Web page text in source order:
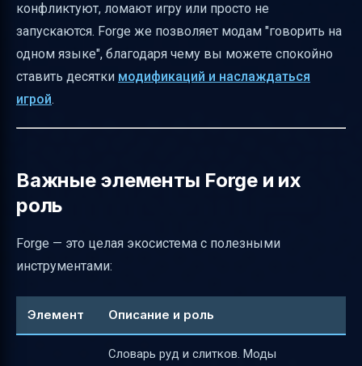
Как проверить, что Forge активирован
Оптимизация производительности с Forge и
OptiFine
конфликтуют, ломают игру или просто не
запускаются. Forge же позволяет модам "говорить на
одном языке", благодаря чему вы можете спокойно
ставить десятки модификаций и наслаждаться
игрой.
Важные элементы Forge и их
роль
Forge — это целая экосистема с полезными
инструментами:
Элемент Описание и роль
Словарь руд и слитков. Моды